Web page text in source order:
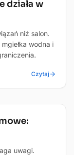
działa w
niż salon.
wodna i
Czytaj
uwagi.